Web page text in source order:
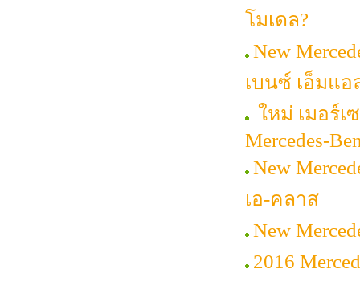
โมเดล?
New
เบนซ์ เอ็มแ
ใหม่ เมอร์เ
Mercedes-
New
เอ-คลาส
New
2016